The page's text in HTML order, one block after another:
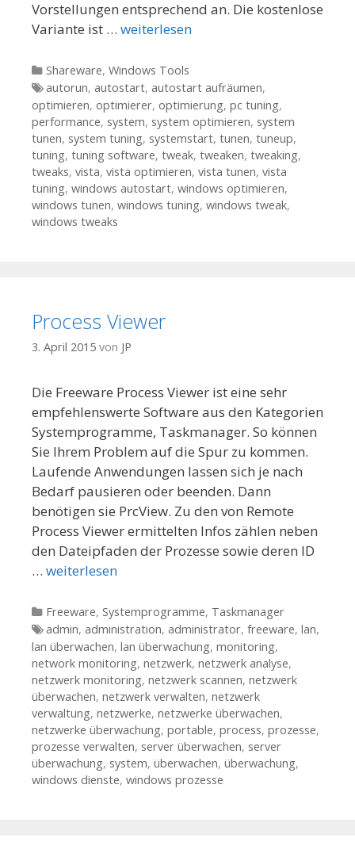
Vorstellungen entsprechend an. Die kostenlose
Variante ist … weiterlesen
Kategorien
Shareware, Windows Tools
Tags
autorun, autostart, autostart aufräumen,
optimieren, optimierer, optimierung, pc tuning,
performance, system, system optimieren, system
tunen, system tuning, systemstart, tunen, tuneup,
tuning, tuning software, tweak, tweaken, tweaking,
tweaks, vista, vista optimieren, vista tunen, vista
tuning, windows autostart, windows optimieren,
windows tunen, windows tuning, windows tweak,
windows tweaks
Process Viewer
3. April 2015 von JP
Die Freeware Process Viewer ist eine sehr
empfehlenswerte Software aus den Kategorien
Systemprogramme, Taskmanager. So können
Sie Ihrem Problem auf die Spur zu kommen.
Laufende Anwendungen lassen sich je nach
Bedarf pausieren oder beenden. Dann
benötigen sie PrcView. Zu den von Remote
Process Viewer ermittelten Infos zählen neben
den Dateipfaden der Prozesse sowie deren ID
… weiterlesen
Kategorien
Freeware, Systemprogramme, Taskmanager
Tags
admin, administration, administrator, freeware, lan,
lan überwachen, lan überwachung, monitoring,
network monitoring, netzwerk, netzwerk analyse,
netzwerk monitoring, netzwerk scannen, netzwerk
überwachen, netzwerk verwalten, netzwerk
verwaltung, netzwerke, netzwerke überwachen,
netzwerke überwachung, portable, process, prozesse,
prozesse verwalten, server überwachen, server
überwachung, system, überwachen, überwachung,
windows dienste, windows prozesse